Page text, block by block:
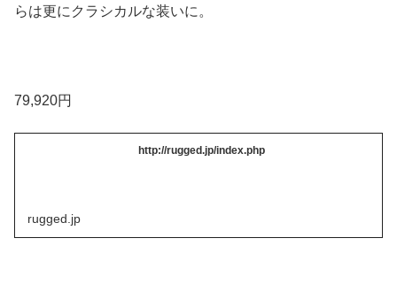
らは更にクラシカルな装いに。
79,920円
http://rugged.jp/index.php
rugged.jp